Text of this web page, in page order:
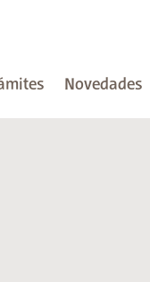
Novedades